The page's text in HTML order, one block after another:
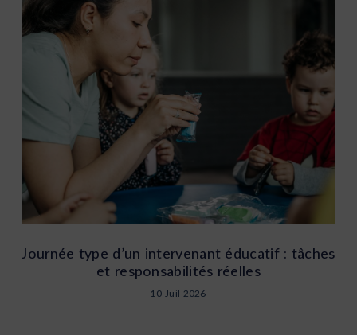
Journée type d’un intervenant éducatif : tâches
et responsabilités réelles
10 Juil 2026